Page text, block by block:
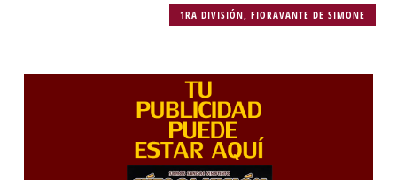
1RA DIVISIÓN ,FIORAVANTE DE SIMONE